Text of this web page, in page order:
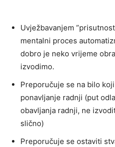
Uvježbavanjem
mentalni proces
dobro je neko vrijeme
izvodimo.
Preporučuje se na bilo
ponavljanje radnji (put
obavljanja radnji, ne
slično)
Preporučuje se ostaviti